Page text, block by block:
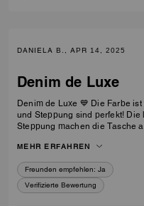
DANIELA B., APR 14, 2025
Denim de Luxe
Denim de Luxe 💙 Die Farbe
und Steppung sind perfekt!
Steppung machen die Tasche
MEHR ERFAHREN
Freunden empfehlen: Ja
Verifizierte Bewertung